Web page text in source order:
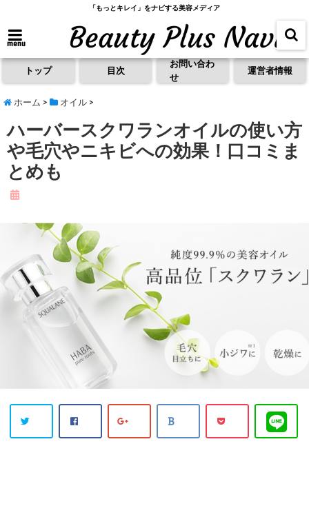
「もっとキレイ」をナビする美容メディア
menu
トップ 目次
お問い合わ
せ
運営者情報
ホーム > オイル >
ハーバースクワランオイルの使い方
や毛穴やニキビへの効果！口コミま
とめも